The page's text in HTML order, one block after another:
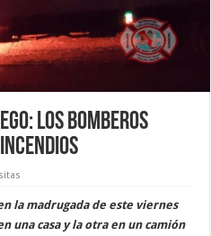
los bomberos
la madrugada de este viernes
una casa y la otra en un camión